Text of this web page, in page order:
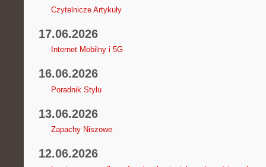
Czytelnicze Artykuły
17.06.2026
Internet Mobilny i 5G
16.06.2026
Poradnik Stylu
13.06.2026
Zapachy Niszowe
12.06.2026